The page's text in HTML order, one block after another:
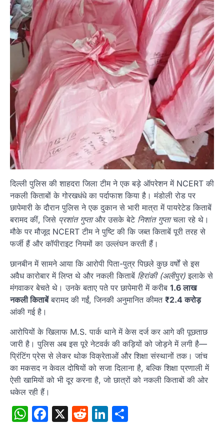
दिल्ली पुलिस की शाहदरा जिला टीम ने एक बड़े ऑपरेशन में NCERT की
नकली किताबों के गोरखधंधे का पर्दाफाश किया है। मंडोली रोड पर
छापेमारी के दौरान पुलिस ने एक दुकान से भारी मात्रा में पायरेटेड किताबें
बरामद कीं, जिसे प्रशांत गुप्ताऔर उसके बेटे निशांत गुप्ताचला रहे थे।
मौके पर मौजूद NCERT टीम ने पुष्टि की कि जब्त किताबें पूरी तरह से
फर्जी हैं और कॉपीराइट नियमों का उल्लंघन करती हैं।
छानबीन में सामने आया कि आरोपी पिता-पुत्र पिछले कुछ वर्षों से इस
अवैध कारोबार में लिप्त थे और नकली किताबें हिरांकी (अलीपुर) इलाके से
मंगवाकर बेचते थे। उनके बताए पते पर छापेमारी में करीब 1.6 लाख
नकली किताबेंबरामद की गईं, जिनकी अनुमानित कीमत ₹2.4 करोड़
आंकी गई है।
आरोपियों के खिलाफ M.S. पार्क थाने में केस दर्ज कर आगे की पूछताछ
जारी है। पुलिस अब इस पूरे नेटवर्क की कड़ियों को जोड़ने में लगी है—
प्रिंटिंग प्रेस से लेकर थोक विक्रेताओं और शिक्षा संस्थानों तक। जांच
का मकसद न केवल दोषियों को सजा दिलाना है, बल्कि शिक्षा प्रणाली में
ऐसी खामियों को भी दूर करना है, जो छात्रों को नकली किताबों की ओर
धकेल रही हैं।
WhatsApp
Facebook
X RedditLinkedIn